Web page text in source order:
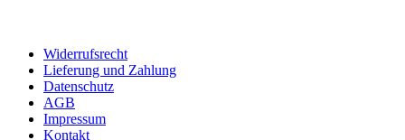
Widerrufsrecht
Lieferung und Zahlung
Datenschutz
AGB
Impressum
Kontakt